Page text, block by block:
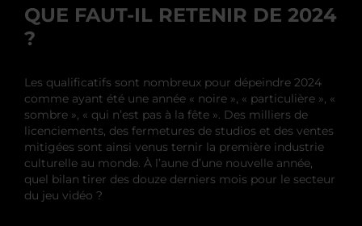
QUE FAUT-IL RETENIR DE 2024
?
Les qualificatifs sont nombreux pour dépeindre 2024
comme ayant été une année « noire », « particulière », «
sombre », « qui n’est pas à la fête ». Des milliers de
licenciements, des fermetures de studios et des ventes
mitigées sont ainsi venus ternir la première industrie
culturelle au monde. À l’aune d’une nouvelle année,
quel bilan tirer des douze derniers mois pour le secteur
du jeu vidéo ?